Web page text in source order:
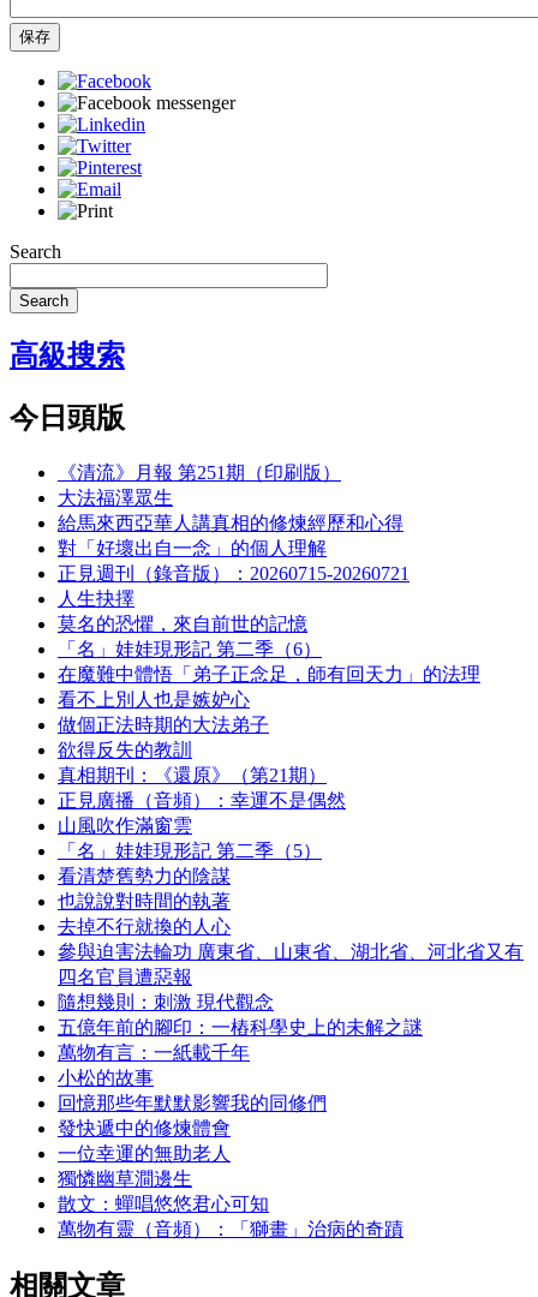
保存
Search
Search
高級搜索
今日頭版
《清流》月報 第251期（印刷版）
大法福澤眾生
給馬來西亞華人講真相的修煉經歷和心得
對「好壞出自一念」的個人理解
正見週刊（錄音版）：20260715-20260721
人生抉擇
莫名的恐懼，來自前世的記憶
「名」娃娃現形記 第二季（6）
在魔難中體悟「弟子正念足，師有回天力」的法理
看不上別人也是嫉妒心
做個正法時期的大法弟子
欲得反失的教訓
真相期刊：《還原》（第21期）
正見廣播（音頻）：幸運不是偶然
山風吹作滿窗雲
「名」娃娃現形記 第二季（5）
看清楚舊勢力的陰謀
也說說對時間的執著
去掉不行就換的人心
參與迫害法輪功 廣東省、山東省、湖北省、河北省又有
四名官員遭惡報
隨想幾則：刺激 現代觀念
五億年前的腳印：一樁科學史上的未解之謎
萬物有言：一紙載千年
小松的故事
回憶那些年默默影響我的同修們
發快遞中的修煉體會
一位幸運的無助老人
獨憐幽草澗邊生
散文：蟬唱悠悠君心可知
萬物有靈（音頻）：「獅畫」治病的奇蹟
相關文章